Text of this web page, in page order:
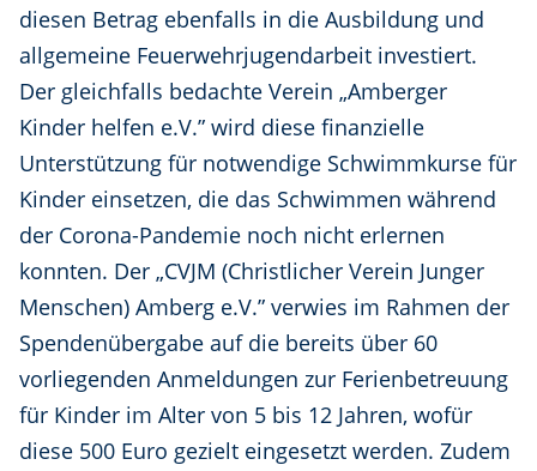
diesen Betrag ebenfalls in die Ausbildung und
allgemeine Feuerwehrjugendarbeit investiert.
Der gleichfalls bedachte Verein „Amberger
Kinder helfen e.V.” wird diese finanzielle
Unterstützung für notwendige Schwimmkurse für
Kinder einsetzen, die das Schwimmen während
der Corona-Pandemie noch nicht erlernen
konnten. Der „CVJM (Christlicher Verein Junger
Menschen) Amberg e.V.” verwies im Rahmen der
Spendenübergabe auf die bereits über 60
vorliegenden Anmeldungen zur Ferienbetreuung
für Kinder im Alter von 5 bis 12 Jahren, wofür
diese 500 Euro gezielt eingesetzt werden. Zudem